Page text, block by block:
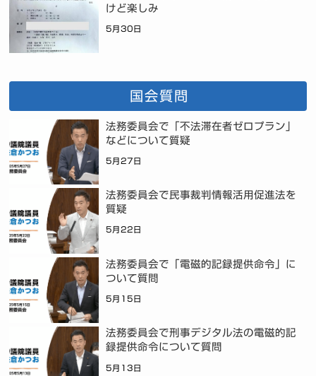
けど楽しみ
5月30日
国会質問
法務委員会で「不法滞在者ゼロプラン」
などについて質疑
5月27日
法務委員会で民事裁判情報活用促進法を
質疑
5月22日
法務委員会で「電磁的記録提供命令」に
ついて質問
5月15日
法務委員会で刑事デジタル法の電磁的記
録提供命令について質問
5月13日